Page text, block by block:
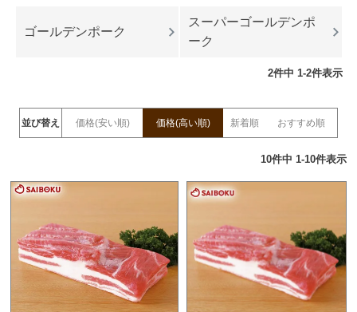
ゴールデンポーク
スーパーゴールデンポ
ーク
2件中 1-2件表示
並び替え 価格(安い順) 価格(高い順) 新着順 おすすめ順
10件中 1-10件表示